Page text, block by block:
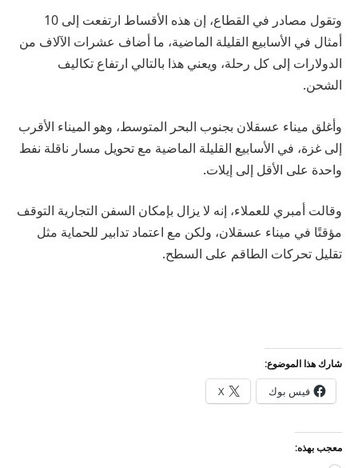
وتقول مصادر في القطاع، إن هذه الأقساط ارتفعت إلى 10
أمثال في الأسابيع القليلة الماضية، ما أضاف عشرات الآلاف من
الدولارات إلى كل رحلة، ويعني هذا بالتالي ارتفاع تكاليف
الشحن.
وأغلق ميناء عسقلان بجنوب البحر المتوسط، وهو الميناء الأقرب
إلى غزة، في الأسابيع القليلة الماضية مع تحويل مسار ناقلة نفط
واحدة على الأقل إلى إيلات.
وقالت أمبري للعملاء، إنه لا يزال بإمكان السفن التجارية التوقف
مؤقتًا في ميناء عسقلان، ولكن مع اعتماد تدابير للحماية مثل
تقليل تحركات الطاقم على السطح.
شارك هذا الموضوع:
فيس بوك X
معجب بهذه: